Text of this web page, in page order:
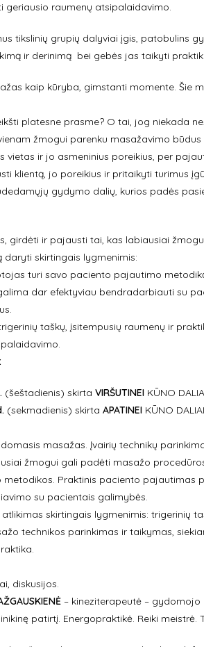
geriausio raumenų atsipalaidavimo.
tikslinių grupių dalyviai įgis, patobulins
ir derinimą bei gebės jas taikyti
kaip kūryba, gimstanti momente. Šie
platesne prasme? O tai, jog niekada
žmogui parenku masažavimo
vietas ir jo asmeninius poreikius, per
klientą, jo poreikius ir pritaikyti turimus
gydymo dalių, kurios padės
girdėti ir pajausti tai, kas labiausiai
daryti skirtingais lygmenimis:
turi savo paciento pajautimo
dar efektyviau bendradarbiauti su
taškų, įsitempusių raumenų ir
(šeštadienis) skirta VIRŠUTINEIKŪNO
(sekmadienis) skirta APATINEIKŪNO
masažas. Įvairių technikų
žmogui gali padėti masažo
Praktinis paciento pajautimas
su pacientais galimybės.
skirtingais lygmenimis: trigerinių
technikos parinkimas ir taikymas,
diskusijos.
– kineziterapeutė –
patirtį. Energopraktikė. Reiki meistrė.